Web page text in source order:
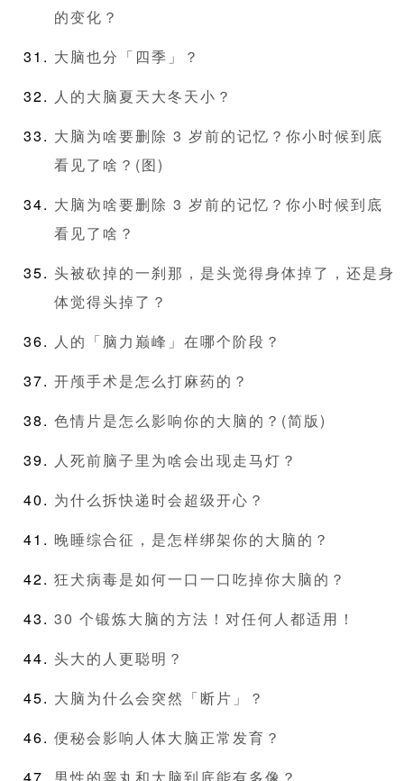
的变化？
大脑也分「四季」？
人的大脑夏天大冬天小？
大脑为啥要删除 3 岁前的记忆？你小时候到底
看见了啥？(图)
大脑为啥要删除 3 岁前的记忆？你小时候到底
看见了啥？
头被砍掉的一刹那，是头觉得身体掉了，还是身
体觉得头掉了？
人的「脑力巅峰」在哪个阶段？
开颅手术是怎么打麻药的？
色情片是怎么影响你的大脑的？(简版)
人死前脑子里为啥会出现走马灯？
为什么拆快递时会超级开心？
晚睡综合征，是怎样绑架你的大脑的？
狂犬病毒是如何一口一口吃掉你大脑的？
30 个锻炼大脑的方法！对任何人都适用！
头大的人更聪明？
大脑为什么会突然「断片」？
便秘会影响人体大脑正常发育？